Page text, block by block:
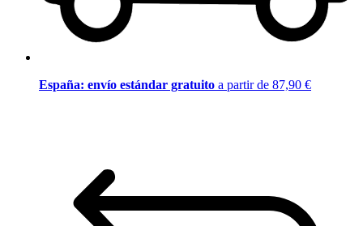
España: envío estándar gratuito a partir de 87,90 €